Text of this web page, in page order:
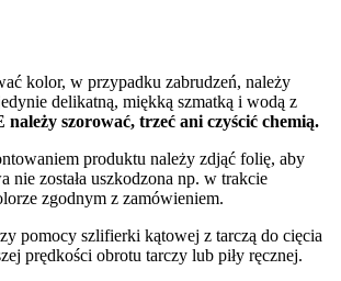
kolor, w przypadku zabrudzeń, należy
delikatną, miękką szmatką i wodą z
szorować, trzeć ani czyścić chemią.
produktu należy zdjąć folię, aby
nie została uszkodzona np. w trakcie
zgodnym z zamówieniem.
pomocy szlifierki kątowej z tarczą do cięcia
prędkości obrotu tarczy lub piły ręcznej.